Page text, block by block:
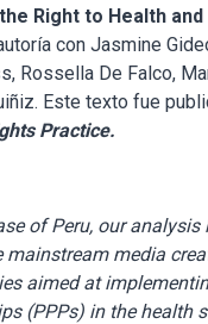
Right to Health and
con Jasmine
Rossella De Falco,
Este texto fue
Practice.
of Peru, our analysis
mainstream media
aimed at
(PPPs) in the health